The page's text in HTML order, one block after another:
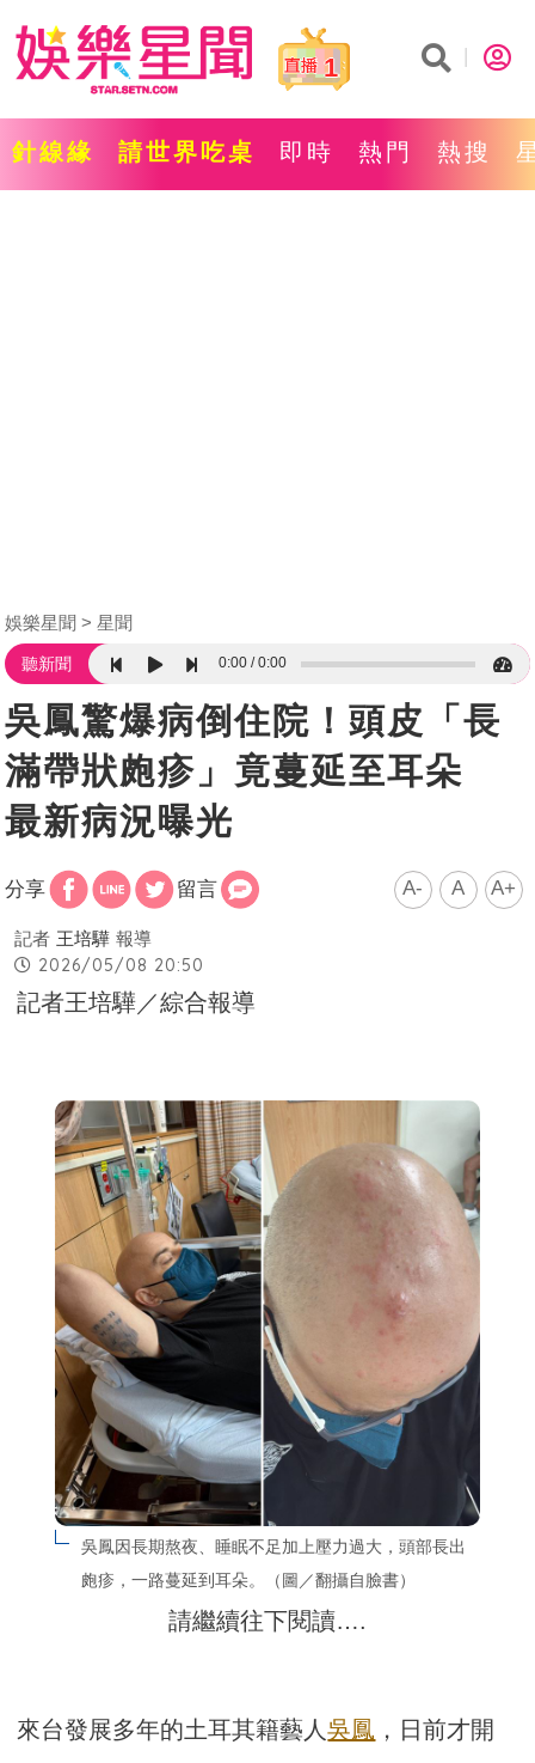
1
針線緣 請世界吃桌 即時 熱門 熱搜
娛樂星聞 星聞
聽新聞 0:00 0:00
吳鳳驚爆病倒住院！頭皮「長
滿帶狀皰疹」竟蔓延至耳朵
最新病況曝光
分享 留言 A- A A+
記者 王培驊 報導
2026/05/08 20:50
記者王培驊／綜合報導
吳鳳因長期熬夜、睡眠不足加上壓力過大，頭部長出
皰疹，一路蔓延到耳朵。（圖／翻攝自臉書）
請繼續往下閱讀….
來台發展多年的土耳其籍藝人吳鳳 ，日前才開